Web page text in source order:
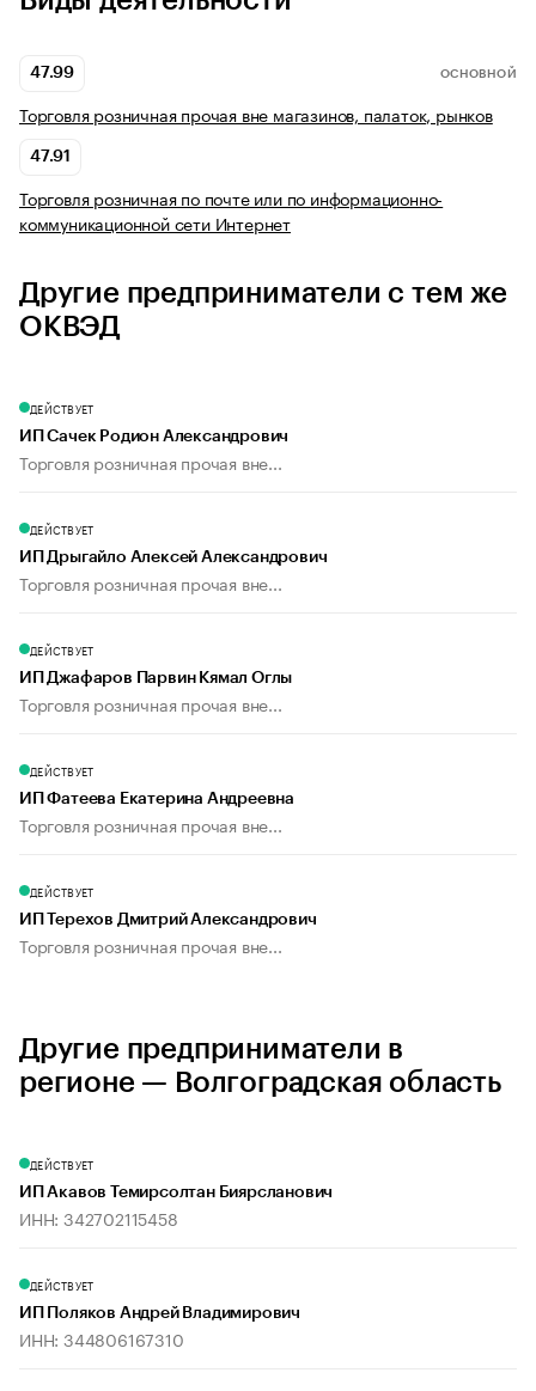
47.99 ОСНОВНОЙ
Торговля розничная прочая вне магазинов, палаток, рынков
47.91
Торговля розничная по почте или по информационно-
коммуникационной сети Интернет
Другие предприниматели с тем же
ОКВЭД
ДЕЙСТВУЕТ
ИП Сачек Родион Александрович
Торговля розничная прочая вне...
ДЕЙСТВУЕТ
ИП Дрыгайло Алексей Александрович
Торговля розничная прочая вне...
ДЕЙСТВУЕТ
ИП Джафаров Парвин Кямал Оглы
Торговля розничная прочая вне...
ДЕЙСТВУЕТ
ИП Фатеева Екатерина Андреевна
Торговля розничная прочая вне...
ДЕЙСТВУЕТ
ИП Терехов Дмитрий Александрович
Торговля розничная прочая вне...
Другие предприниматели в
регионе — Волгоградская область
ДЕЙСТВУЕТ
ИП Акавов Темирсолтан Биярсланович
ИНН: 342702115458
ДЕЙСТВУЕТ
ИП Поляков Андрей Владимирович
ИНН: 344806167310